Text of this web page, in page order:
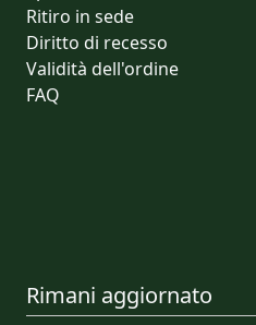
Ritiro in sede
Diritto di recesso
Validità dell'ordine
FAQ
Rimani aggiornato